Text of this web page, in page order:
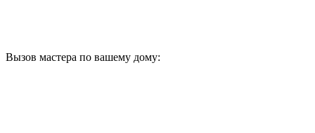
Вызов мастера по вашему дому: